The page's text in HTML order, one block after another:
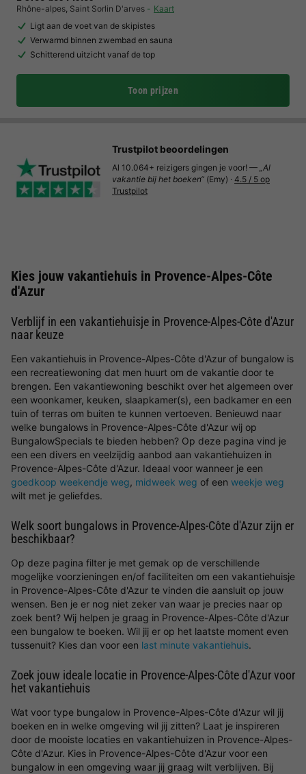
Rhône-alpes, Saint Sorlin D'arves
Kaart
Ligt aan de voet van de skipistes
Verwarmd binnen zwembad en sauna
Schitterend uitzicht vanaf de top
Toon prijzen
Trustpilot beoordelingen
Al 10.064+ reizigers gingen je voor! — „Al
vakantie bij het boeken“ (Emy) · 4.5 / 5 op
Trustpilot
Kies jouw vakantiehuis in Provence-Alpes-Côte
d'Azur
Verblijf in een vakantiehuisje in Provence-Alpes-Côte d'Azur
naar keuze
Een vakantiehuis in Provence-Alpes-Côte d'Azur of bungalow is
een recreatiewoning dat men huurt om de vakantie door te
brengen. Een vakantiewoning beschikt over het algemeen over
een woonkamer, keuken, slaapkamer(s), een badkamer en een
tuin of terras om buiten te kunnen vertoeven. Benieuwd naar
welke bungalows in Provence-Alpes-Côte d'Azur wij op
BungalowSpecials te bieden hebben? Op deze pagina vind je
een een divers en veelzijdig aanbod aan vakantiehuizen in
Provence-Alpes-Côte d'Azur. Ideaal voor wanneer je een
goedkoop weekendje weg, midweek weg of een weekje weg
wilt met je geliefdes.
Welk soort bungalows in Provence-Alpes-Côte d'Azur zijn er
beschikbaar?
Op deze pagina filter je met gemak op de verschillende
mogelijke voorzieningen en/of faciliteiten om een vakantiehuisje
in Provence-Alpes-Côte d'Azur te vinden die aansluit op jouw
wensen. Ben je er nog niet zeker van waar je precies naar op
zoek bent? Wij helpen je graag in Provence-Alpes-Côte d'Azur
een bungalow te boeken. Wil jij er op het laatste moment even
tussenuit? Kies dan voor een last minute vakantiehuis.
Zoek jouw ideale locatie in Provence-Alpes-Côte d'Azur voor
het vakantiehuis
Wat voor type bungalow in Provence-Alpes-Côte d'Azur wil jij
boeken en in welke omgeving wil jij zitten? Laat je inspireren
door de mooiste locaties en vakantiehuizen in Provence-Alpes-
Côte d'Azur. Kies in Provence-Alpes-Côte d'Azur voor een
bungalow in een omgeving waar jij graag wilt verblijven. Bij